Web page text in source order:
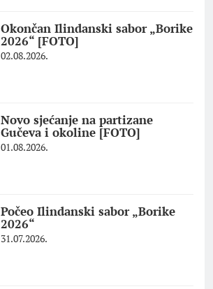
Okončan Ilindanski sabor „Borike
2026“ [FOTO]
02.08.2026.
Novo sjećanje na partizane
Gučeva i okoline [FOTO]
01.08.2026.
Počeo Ilindanski sabor „Borike
2026“
31.07.2026.